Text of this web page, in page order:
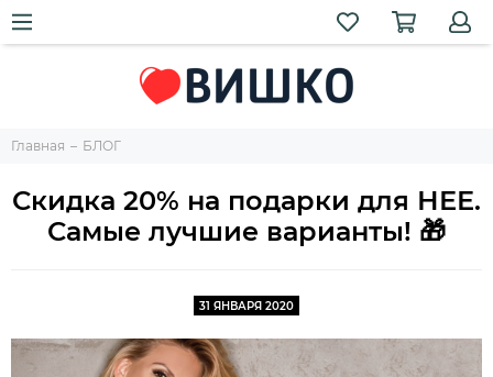
Главная БЛОГ
Скидка 20% на подарки для НЕЕ.
Самые лучшие варианты! 🎁
31 ЯНВАРЯ 2020